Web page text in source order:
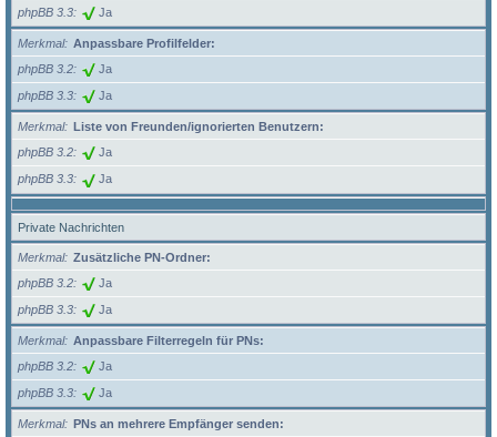
phpBB 3.3 Ja
Merkmal
Anpassbare Profilfelder:
phpBB 3.2
Ja
phpBB 3.3 Ja
Merkmal
Liste von Freunden/ignorierten Benutzern:
phpBB 3.2
Ja
phpBB 3.3 Ja
Private Nachrichten
Merkmal
Zusätzliche PN-Ordner:
phpBB 3.2
Ja
phpBB 3.3 Ja
Merkmal
Anpassbare Filterregeln für PNs:
phpBB 3.2
Ja
phpBB 3.3 Ja
Merkmal
PNs an mehrere Empfänger senden: